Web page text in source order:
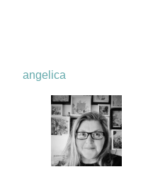
angelica